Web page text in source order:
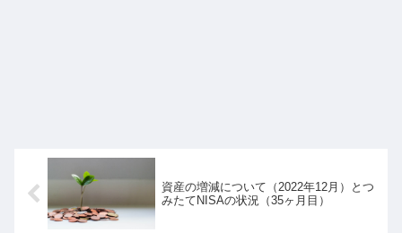
資産の増減について（2022年12月）とつ
みたてNISAの状況（35ヶ月目）